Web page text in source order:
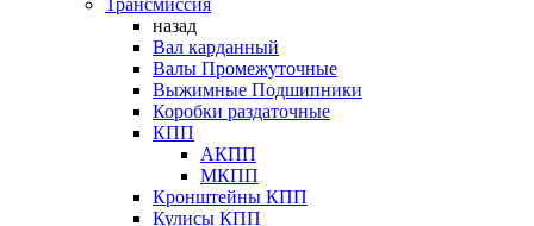
Трансмиссия
назад
Вал карданный
Валы Промежуточные
Выжимные Подшипники
Коробки раздаточные
КПП
АКПП
МКПП
Кронштейны КПП
Кулисы КПП